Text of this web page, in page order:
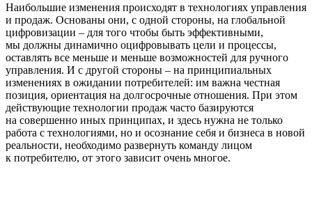
Наибольшие изменения происходят в технологиях управления
и продаж. Основаны они, с одной стороны, на глобальной
цифро­визации – для того чтобы быть эффективными,
мы должны дина­мично оцифровывать цели и процессы,
оставлять все меньше и меньше возможностей для ручного
управления. И с другой сто­роны – на принципиальных
изменениях в ожидании потребите­лей: им важна честная
позиция, ориентация на долгосрочные отношения. При этом
действующие технологии продаж часто базируются
на совершенно иных принципах, и здесь нужна не только
работа с технологиями, но и осознание себя и бизнеса в новой
реальности, необходимо развернуть команду лицом
к потребителю, от этого зависит очень многое.